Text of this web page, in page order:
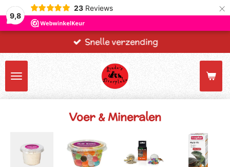
9,8
23 Reviews ×
Snelle verzending
Voer & Mineralen